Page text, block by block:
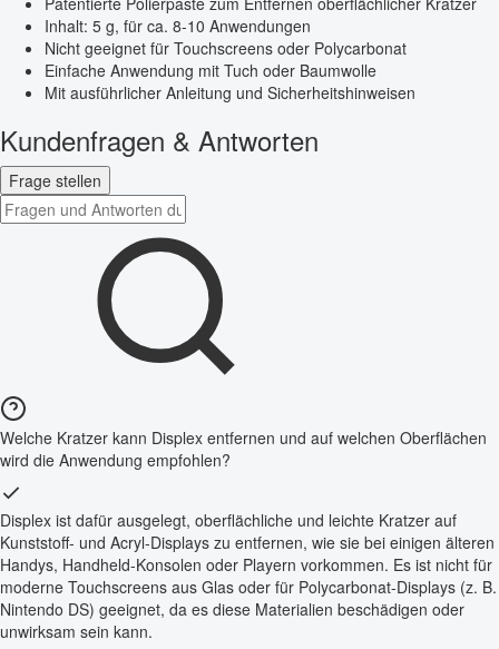
Inhalt: 5 g, für ca. 8-10 Anwendungen
Nicht geeignet für Touchscreens oder Polycarbonat
Einfache Anwendung mit Tuch oder Baumwolle
Mit ausführlicher Anleitung und Sicherheitshinweisen
Kundenfragen & Antworten
Frage stellen
Welche Kratzer kann Displex entfernen und auf welchen Oberflächen
wird die Anwendung empfohlen?
Displex ist dafür ausgelegt, oberflächliche und leichte Kratzer auf
Kunststoff- und Acryl-Displays zu entfernen, wie sie bei einigen älteren
Handys, Handheld-Konsolen oder Playern vorkommen. Es ist nicht für
moderne Touchscreens aus Glas oder für Polycarbonat-Displays (z. B.
Nintendo DS) geeignet, da es diese Materialien beschädigen oder
unwirksam sein kann.